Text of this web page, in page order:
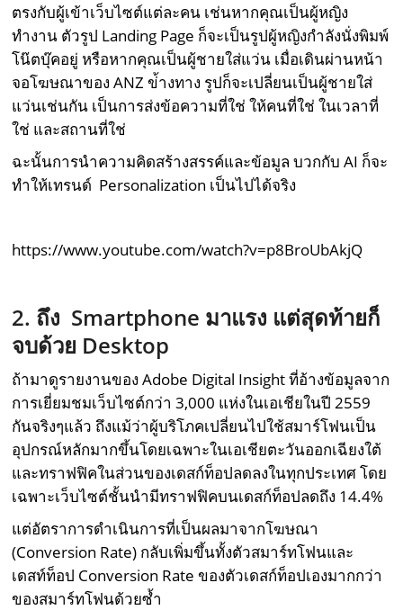
ตรงกับผู้เข้าเว็บไซต์แต่ละคน เช่นหากคุณเป็นผู้หญิง
ทำงาน ตัวรูป Landing Page ก็จะเป็นรูปผู้หญิงกำลังนั่งพิมพ์
โน๊ตบุ๊คอยู่ หรือหากคุณเป็นผู้ชายใส่แว่น เมื่อเดินผ่านหน้า
จอโฆษณาของ ANZ ข่้างทาง รูปก็จะเปลี่ยนเป็นผู้ชายใส่
แว่นเช่นกัน เป็นการส่งข้อความที่ใช่ ให้คนที่ใช่ ในเวลาที่
ใช่ และสถานที่ใช่
ฉะนั้นการนำความคิดสร้างสรรค์และข้อมูล บวกกับ AI ก็จะ
ทำให้เทรนด์ Personalization เป็นไปได้จริง
https://www.youtube.com/watch?v=p8BroUbAkjQ
2. ถึง Smartphone มาแรง แต่สุดท้ายก็
จบด้วย Desktop
ถ้ามาดูรายงานของ Adobe Digital Insight ที่อ้างข้อมูลจาก
การเยี่ยมชมเว็บไซต์กว่า 3,000 แห่งในเอเชียในปี 2559
กันจริงๆแล้ว ถึงแม้ว่าผู้บริโภคเปลี่ยนไปใช้สมาร์โฟนเป็น
อุปกรณ์หลักมากขึ้นโดยเฉพาะในเอเชียตะวันออกเฉียงใต้
และทราฟฟิคในส่วนของเดสก์ท็อปลดลงในทุกประเทศ โดย
เฉพาะเว็บไซต์ชั้นนำมีทราฟฟิคบนเดสก์ท็อปลดถึง 14.4%
แต่อัตราการดำเนินการที่เป็นผลมาจากโฆษณา
(Conversion Rate) กลับเพิ่มขึ้นทั้งตัวสมาร์ทโฟนและ
เดสท์ท็อป Conversion Rate ของตัวเดสก์ท็อปเองมากกว่า
ของสมาร์ทโฟนด้วยซ้ำ